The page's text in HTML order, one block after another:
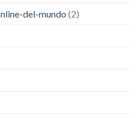
del-mundo (2)